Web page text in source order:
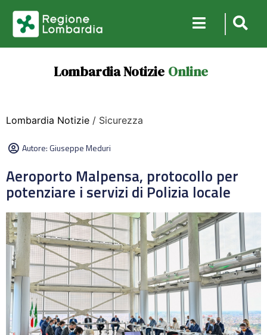
Lombardia Notizie Online
Lombardia Notizie / Sicurezza
Autore:Giuseppe Meduri
Aeroporto Malpensa, protocollo per
potenziare i servizi di Polizia locale